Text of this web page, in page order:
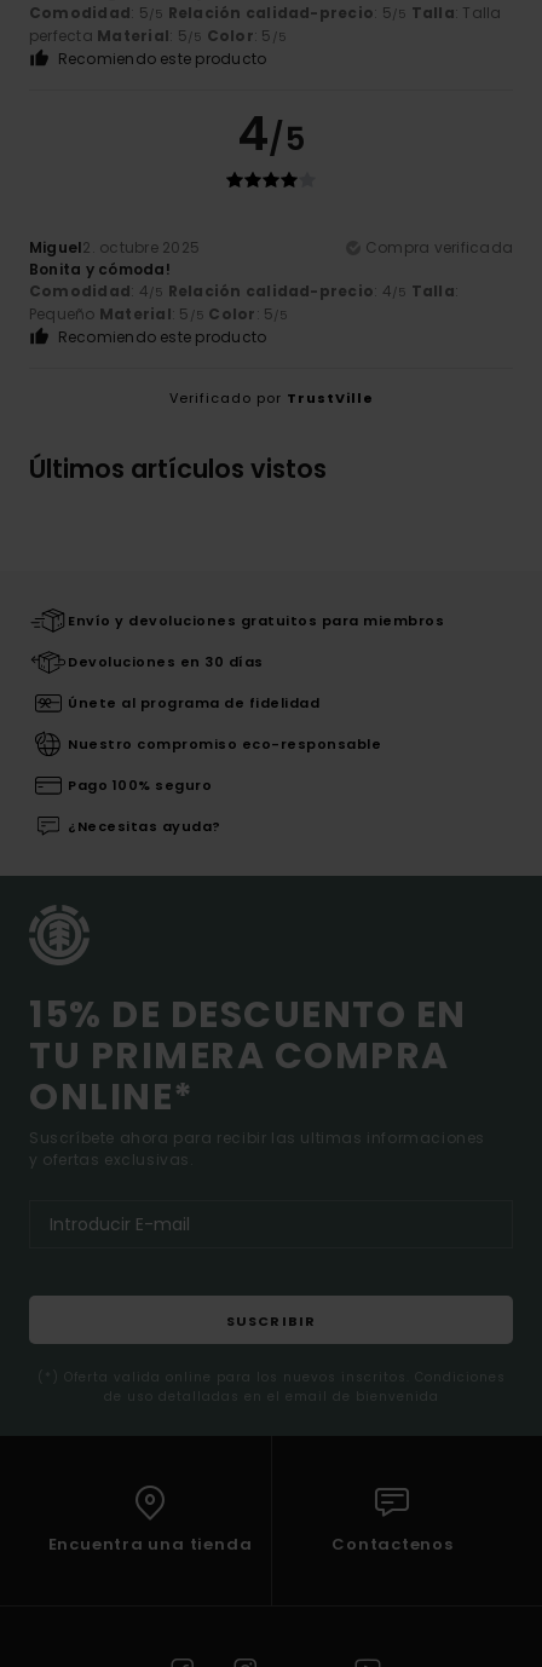
Comodidad: 5/5 Relación calidad-precio: 5/5 Talla: Talla
perfecta Material: 5/5 Color: 5 /5
Recomiendo este producto
4/5
Miguel2. octubre 2025
Compra verificada
Bonita y cómoda!
Comodidad: 4/5 Relación calidad-precio: 4/5 Talla:
Pequeño Material: 5 /5 Color: 5/5
Recomiendo este producto
Verificado por TrustVille
Últimos artículos vistos
Envío y devoluciones gratuitos para miembros
Devoluciones en 30 días
Únete al programa de fidelidad
Nuestro compromiso eco-responsable
Pago 100% seguro
¿Necesitas ayuda?
15% DE DESCUENTO EN
TU PRIMERA COMPRA
ONLINE*
Suscríbete ahora para recibir las ultimas informaciones
y ofertas exclusivas.
SUSCRIBIR
(*) Oferta valida online para los nuevos inscritos. Condiciones
de uso detalladas en el email de bienvenida
Encuentra una tienda Contactenos